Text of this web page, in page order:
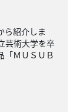
ら紹介しま
芸術大学を卒
「ＭＵＳＵＢ